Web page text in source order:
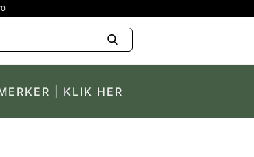
| KLIK HER